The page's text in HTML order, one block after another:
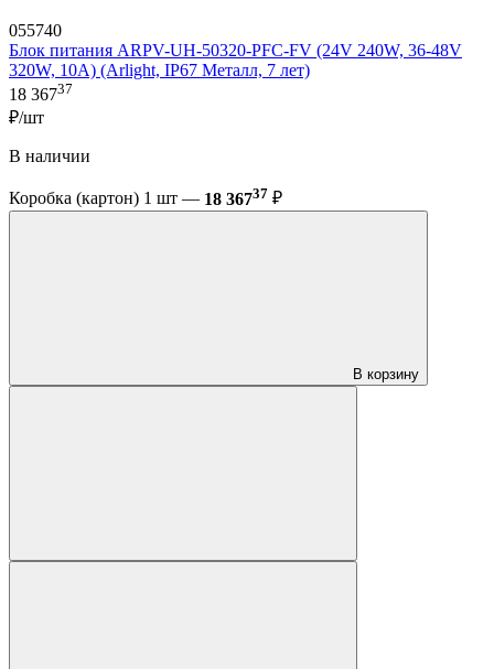
055740
Блок питания ARPV-UH-50320-PFC-FV (24V 240W, 36-48V
320W, 10A) (Arlight, IP67 Металл, 7 лет)
18 36737
₽/шт
В наличии
Коробка (картон) 1 шт — 18 36737 ₽
В корзину